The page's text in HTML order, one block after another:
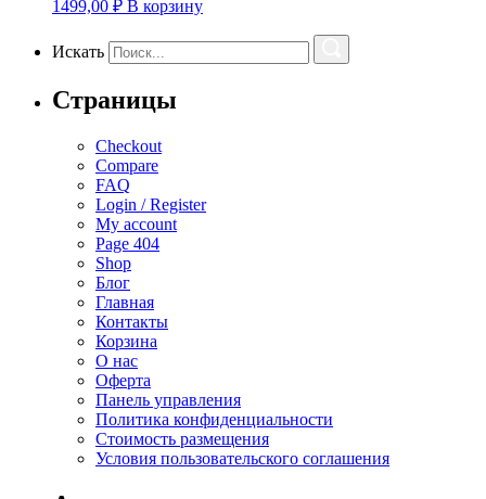
1499,00 ₽ В корзину
Искать
Страницы
Checkout
Compare
FAQ
Login / Register
My account
Page 404
Shop
Блог
Главная
Контакты
Корзина
О нас
Оферта
Панель управления
Политика конфиденциальности
Стоимость размещения
Условия пользовательского соглашения